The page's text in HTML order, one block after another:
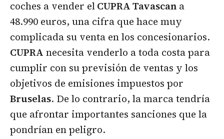
coches a vender elCUPRA Tavascan a
48.990 euros, una cifra que hace muy
complicada su venta en los concesionarios.
CUPRA necesita venderlo a toda costa para
cumplir con su previsión de ventas y los
objetivos de emisiones impuestos por
Bruselas. De lo contrario, la marca tendría
que afrontar importantes sanciones que la
pondrían en peligro.